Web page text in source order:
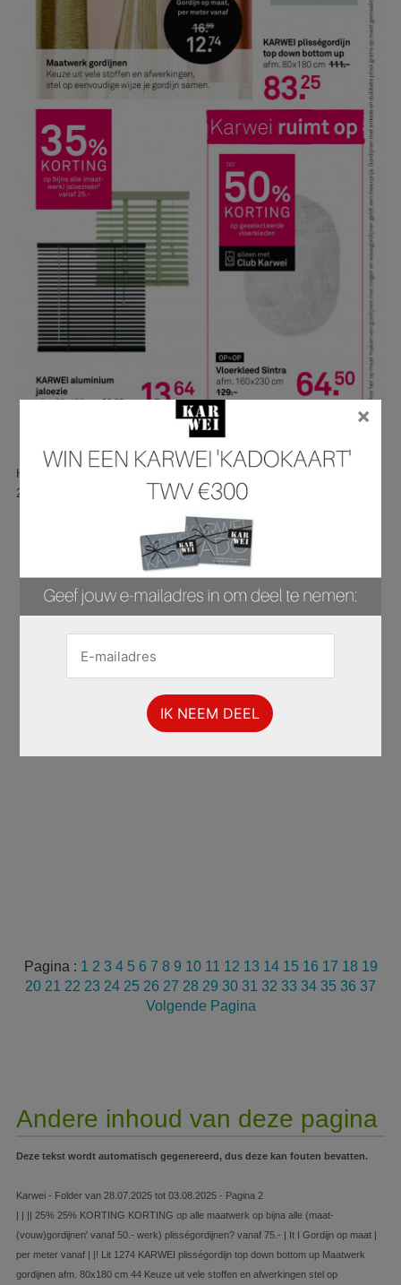
Hier is pagina 2 van 37 pagina's van de Karwei folder, geldig van
28.07.2025 tot 03.08.2025.
Pagina : 1 2 3 4 5 6 7 8 9 10 11 12 13 14 15 16 17 18 19
20 21 22 23 24 25 26 27 28 29 30 31 32 33 34 35 36 37
Volgende Pagina
Andere inhoud van deze pagina
Deze tekst wordt automatisch gegenereerd, dus deze kan fouten bevatten.
Karwei - Folder van 28.07.2025 tot 03.08.2025 - Pagina 2
| | || 25% 25% KORTING KORTING op alle maatwerk op bijna alle (maat-
(vouw)gordijnen' vanaf 50.- werk) plisségordijnen? vanaf 75.- | It I Gordijn op maat |
per meter vanaf | |! Lit 1274 KARWEI plisségordijn top down bottom up Maatwerk
gordijnen afm. 80x180 cm 44 Keuze uit vele stoffen en afwerkingen stel op
×